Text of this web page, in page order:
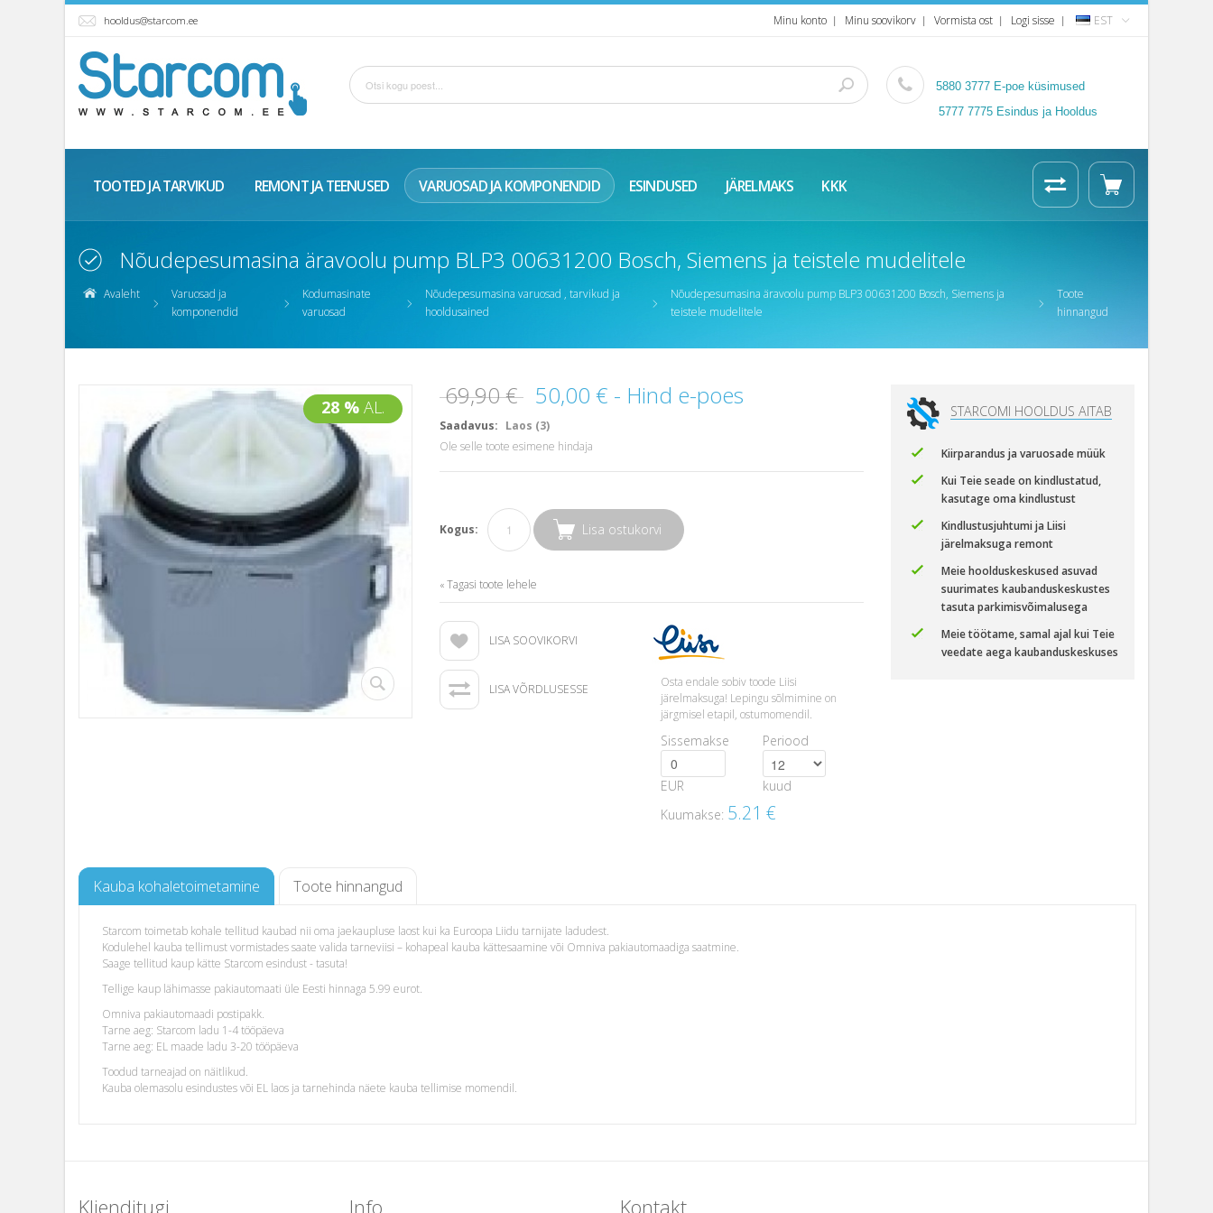
hooldus@starcom.ee Minu konto Minu soovikorv Vormista ost Logi sisse EST
5880 3777 E-poe küsimused
5777 7775 Esindus ja Hooldus
TOOTED JA TARVIKUD REMONT JA TEENUSED VARUOSAD JA KOMPONENDID ESINDUSED JÄRELMAKS KKK
Nõudepesumasina äravoolu pump BLP3 00631200 Bosch, Siemens ja teistele mudelitele
Avaleht
Varuosad ja
komponendid
Kodumasinate
varuosad
Nõudepesumasina varuosad , tarvikud ja
hooldusained
Nõudepesumasina äravoolu pump BLP3 00631200 Bosch, Siemens ja
teistele mudelitele
Toote
hinnangud
28 % AL. 69,90 € 50,00 € - Hind e-poes
Saadavus: Laos (3)
Ole selle toote esimene hindaja
Kogus: Lisa ostukorvi
« Tagasi toote lehele
LISA SOOVIKORVI
LISA VÕRDLUSESSE
Osta endale sobiv toode Liisi
järelmaksuga! Lepingu sõlmimine on
järgmisel etapil, ostumomendil.
Sissemakse
EUR
Periood
kuud
Kuumakse: 5.21 €
STARCOMI HOOLDUS AITAB
Kiirparandus ja varuosade müük
Kui Teie seade on kindlustatud,
kasutage oma kindlustust
Kindlustusjuhtumi ja Liisi
järelmaksuga remont
Meie hoolduskeskused asuvad
suurimates kaubanduskeskustes
tasuta parkimisvõimalusega
Meie töötame, samal ajal kui Teie
veedate aega kaubanduskeskuses
Kauba kohaletoimetamine Toote hinnangud
Starcom toimetab kohale tellitud kaubad nii oma jaekaupluse laost kui ka Euroopa Liidu tarnijate ladudest.
Kodulehel kauba tellimust vormistades saate valida tarneviisi – kohapeal kauba kättesaamine või Omniva pakiautomaadiga saatmine.
Saage tellitud kaup kätte Starcom esindust - tasuta!
Tellige kaup lähimasse pakiautomaati üle Eesti hinnaga 5.99 eurot.
Omniva pakiautomaadi postipakk.
Tarne aeg: Starcom ladu 1-4 tööpäeva
Tarne aeg: EL maade ladu 3-20 tööpäeva
Toodud tarneajad on näitlikud.
Kauba olemasolu esindustes või EL laos ja tarnehinda näete kauba tellimise momendil.
Klienditugi Info Kontakt